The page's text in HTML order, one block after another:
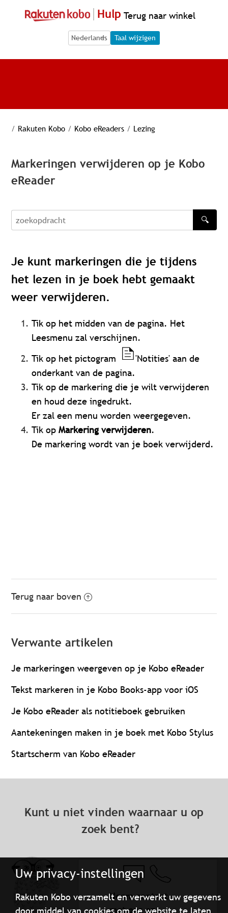
Uw privacy-instellingen
Rakuten Kobo verzamelt en verwerkt uw gegevens
Hulp Terug naar winkel
Language Selection
Language Selection
Taal wijzigen
/ Rakuten Kobo / Kobo eReaders / Lezing
Markeringen verwijderen op je Kobo
eReader
zoekopdracht
🔍
Je kunt markeringen die je tijdens
het lezen in je boek hebt gemaakt
weer verwijderen.
Tik op het midden van de pagina. Het
Leesmenu zal verschijnen.
Tik op het pictogram
'Notities' aan de
onderkant van de pagina.
Tik op de markering die je wilt verwijderen
en houd deze ingedrukt.
Er zal een menu worden weergegeven.
Tik opMarkering verwijderen.
De markering wordt van je boek verwijderd.
Terug naar boven
Verwante artikelen
Je markeringen weergeven op je Kobo eReader
Tekst markeren in je Kobo Books-app voor iOS
Je Kobo eReader als notitieboek gebruiken
Aantekeningen maken in je boek met Kobo Stylus
Startscherm van Kobo eReader
Kunt u niet vinden waarnaar u op
zoek bent?
Neem contact
met ons op